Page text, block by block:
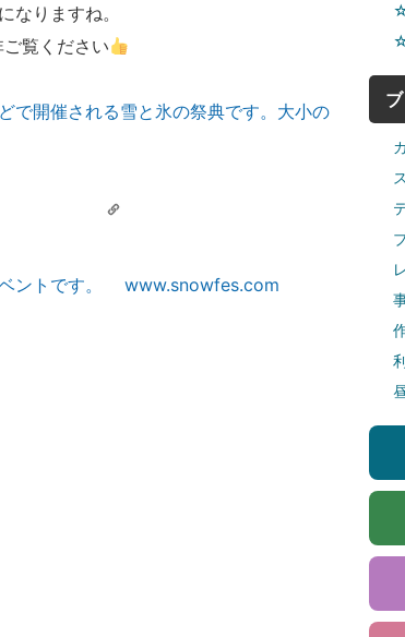
なりますね。
覧ください
で開催される雪と氷の祭典です。大小の
ントです。 www.snowfes.com